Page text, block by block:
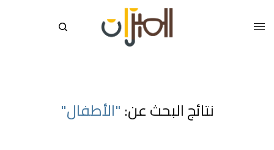
نتائج البحث عن: "الأطفال"